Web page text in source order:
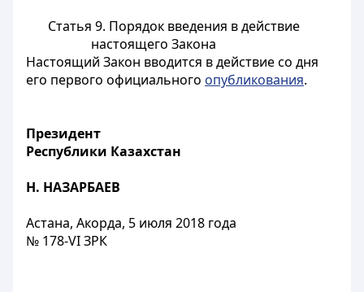
Статья 9. Порядок введения в действие
настоящего Закона
Настоящий Закон вводится в действие со дня
его первого официального опубликования.
Президент
Республики Казахстан
Н. НАЗАРБАЕВ
Астана, Акорда, 5 июля 2018 года
№ 178-VI ЗРК